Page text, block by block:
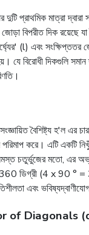
প্রাথমিক মাত্রা দ্বারা
বিপরীত দিক রয়েছে যা
(l) এবং
যে বিরোধী দিকগুলি সমান
বৈশিষ্ট্য হ'ল এর
করে। এটি একটি
চতুর্ভুজের মতো, এর
360 ডিগ্রী (4 x 90 ° =
এবং
of Diagonals